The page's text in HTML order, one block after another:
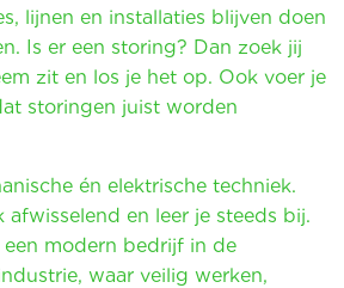
lijnen en installaties blijven doen
Is er een storing? Dan zoek jij
zit en los je het op. Ook voer je
storingen juist worden
én elektrische techniek.
afwisselend en leer je steeds bij.
modern bedrijf in de
waar veilig werken,